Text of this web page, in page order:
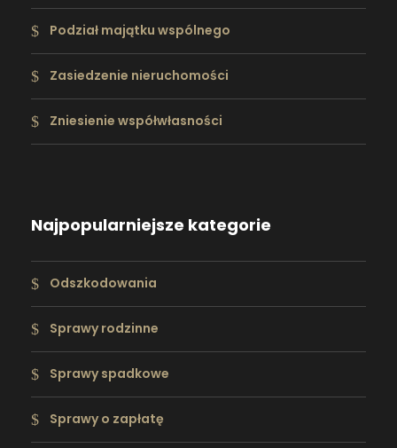
Podział majątku wspólnego
Zasiedzenie nieruchomości
Zniesienie współwłasności
Najpopularniejsze kategorie
Odszkodowania
Sprawy rodzinne
Sprawy spadkowe
Sprawy o zapłatę